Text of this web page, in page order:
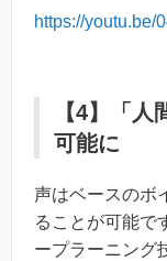
https://youtu.be/
【4】「
可能に
声はベースのボ
ることが可能で
ープラーニング